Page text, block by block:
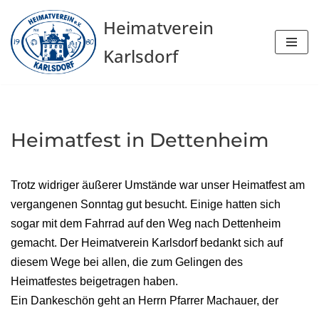
Zum
Inhalt
springen
Heimatverein
Karlsdorf
Heimatfest in Dettenheim
Trotz widriger äußerer Umstände war unser Heimatfest am
vergangenen Sonntag gut besucht. Einige hatten sich
sogar mit dem Fahrrad auf den Weg nach Dettenheim
gemacht. Der Heimatverein Karlsdorf bedankt sich auf
diesem Wege bei allen, die zum Gelingen des
Heimatfestes beigetragen haben.
Ein Dankeschön geht an Herrn Pfarrer Machauer, der